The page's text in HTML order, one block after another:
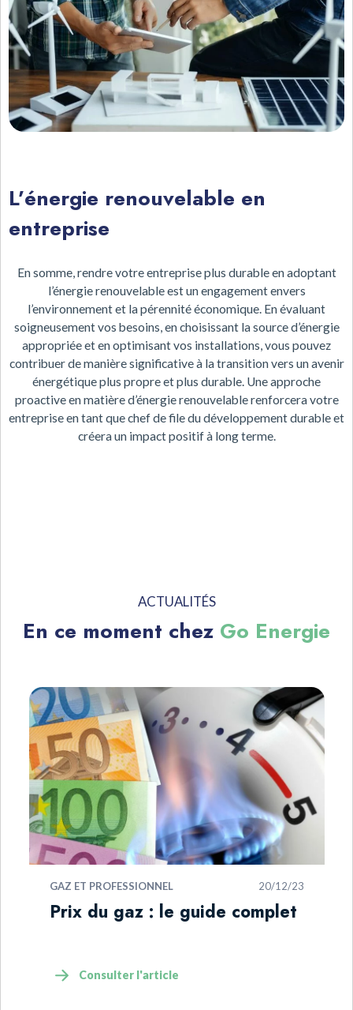
L’énergie renouvelable en
entreprise
En somme, rendre votre entreprise plus durable en adoptant
l’énergie renouvelable est un engagement envers
l’environnement et la pérennité économique. En évaluant
soigneusement vos besoins, en choisissant la source d’énergie
appropriée et en optimisant vos installations, vous pouvez
contribuer de manière significative à la transition vers un avenir
énergétique plus propre et plus durable. Une approche
proactive en matière d’énergie renouvelable renforcera votre
entreprise en tant que chef de file du développement durable et
créera un impact positif à long terme.
ACTUALITÉS
En ce moment chez Go Energie
GAZ ET PROFESSIONNEL 20/12/23
Prix du gaz : le guide complet
Consulter l'article